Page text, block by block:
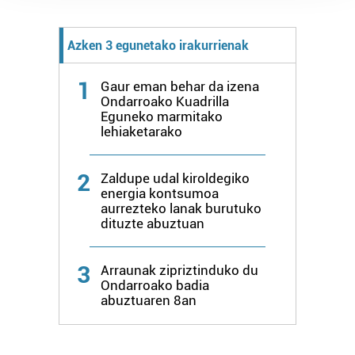
pertsonalizatuak eskaintzeko, iragarkiak eta edukia
produktuak garatzeko. Zure datuak nork eta zertarako
erabiltzen dituen hauta dezakezu.
bazkideen zerrenda, beren ustez zein helburutarako
duten interes legitimoa eta horren aurka nola egin
dezakezun ikusteko.
Lortu zure datu pertsonalak prozesatzeko moduari
buruzko informazio gehiago eta ezarri zure lehentasunak
datuen atalean. Edozein unetan alda edo ken dezakezu
zure baimena Cookieen adierazpenean.
Azken 3 egunetako irakurrienak
1
Gaur eman behar da izena
Ondarroako Kuadrilla
Eguneko marmitako
lehiaketarako
2
Zaldupe udal kiroldegiko
energia kontsumoa
aurrezteko lanak burutuko
dituzte abuztuan
3
Arraunak zipriztinduko du
Ondarroako badia
abuztuaren 8an